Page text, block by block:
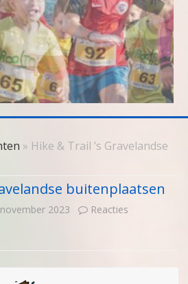
content
» Hike & Trail ’s Gravelandse
buitenplaatsen
2023
Reacties